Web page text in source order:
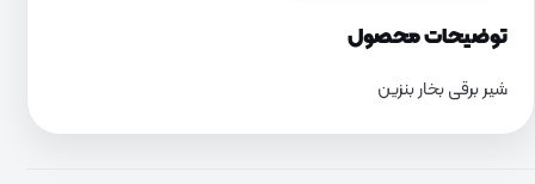
توضیحات محصول
شیر برقی بخار بنزین